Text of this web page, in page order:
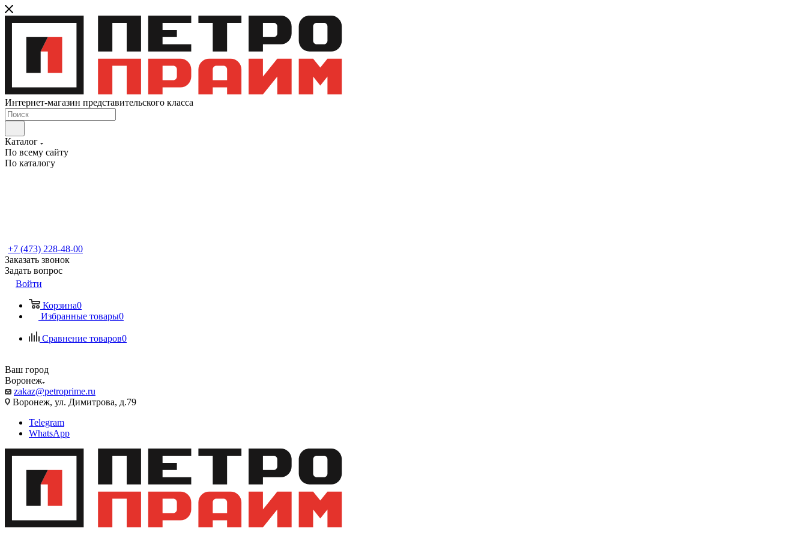
Интернет-магазин представительского класса
Каталог
По всему сайту
По каталогу
+7 (473) 228-48-00
Заказать звонок
Задать вопрос
Войти
Корзина0
Избранные товары0
Сравнение товаров0
Ваш город
Воронеж
zakaz@petroprime.ru
Воронеж, ул. Димитрова, д.79
Telegram
WhatsApp